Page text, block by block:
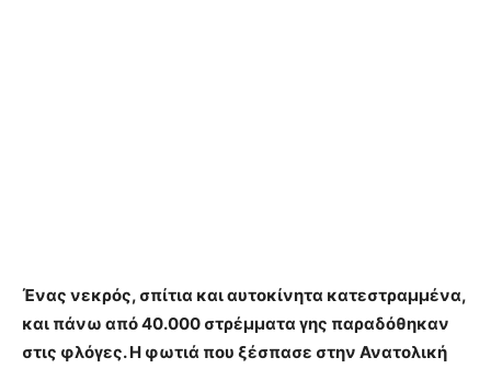
Ένας νεκρός, σπίτια και αυτοκίνητα κατεστραμμένα,
και πάνω από 40.000 στρέμματα γης παραδόθηκαν
στις φλόγες. Η φωτιά που ξέσπασε στην Ανατολική